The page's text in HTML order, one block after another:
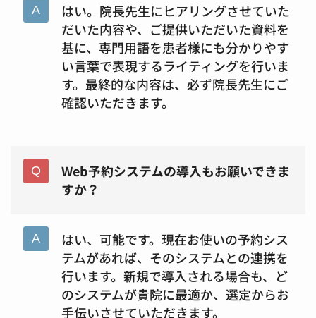
はい。院長先生にヒアリングさせていた
だいた内容や、ご提供いただいた資料を
基に、専門用語を患者様にも分かりやす
い言葉で表現するライティングを行いま
す。最終的な内容は、必ず院長先生にご
確認いただきます。
Web予約システムの導入もお願いできま
すか？
はい、可能です。現在お使いの予約シス
テムがあれば、そのシステムとの連携を
行います。新規で導入される場合も、ど
のシステムが貴院に最適か、選定からお
手伝いさせていただきます。